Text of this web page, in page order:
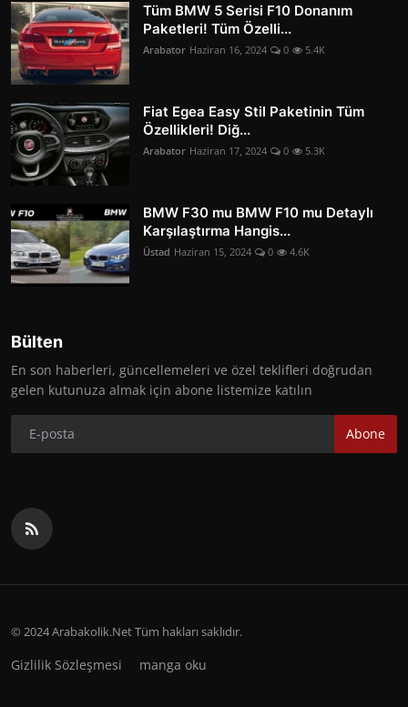
Tüm BMW 5 Serisi F10 Donanım
Paketleri! Tüm Özelli...
Arabator Haziran 16, 2024 0 5.4K
Fiat Egea Easy Stil Paketinin Tüm
Özellikleri! Diğ...
Arabator Haziran 17, 2024 0 5.3K
BMW F30 mu BMW F10 mu Detaylı
Karşılaştırma Hangis...
Üstad Haziran 15, 2024 0 4.6K
Bülten
En son haberleri, güncellemeleri ve özel teklifleri doğrudan
gelen kutunuza almak için abone listemize katılın
Abone
© 2024 Arabakolik.Net Tüm hakları saklıdır.
Gizlilik Sözleşmesi manga oku